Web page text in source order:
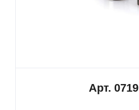
Арт. 0719